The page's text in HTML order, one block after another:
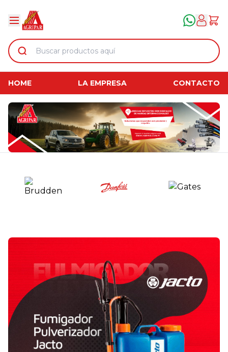
HOME LA EMPRESA CONTACTO